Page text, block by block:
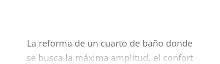
La reforma de un cuarto de baño donde
se busca la máxima amplitud, el confort